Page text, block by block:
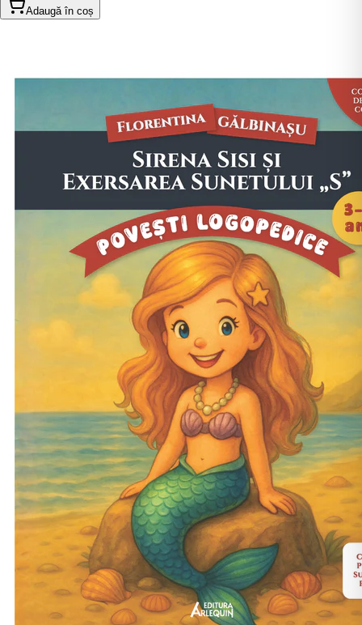
Adaugă în coș